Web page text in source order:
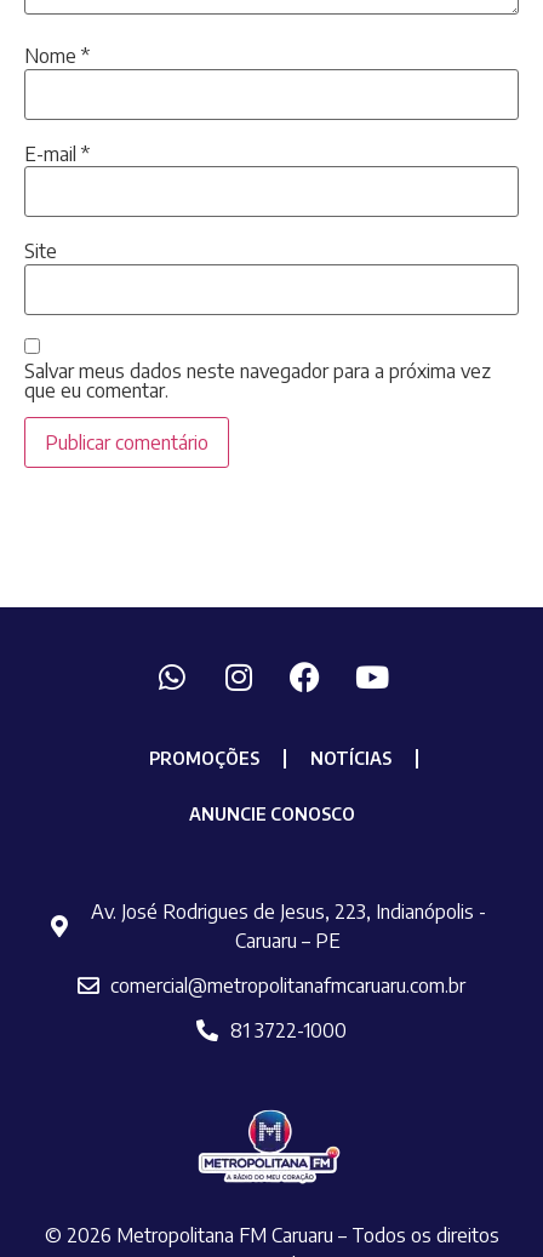
Nome *
E-mail *
Site
Salvar meus dados neste navegador para a próxima vez
que eu comentar.
PROMOÇÕES NOTÍCIAS
ANUNCIE CONOSCO
Av. José Rodrigues de Jesus, 223, Indianópolis -
Caruaru – PE
comercial@metropolitanafmcaruaru.com.br
81 3722-1000
© 2026 Metropolitana FM Caruaru – Todos os direitos